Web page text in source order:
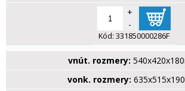
+
-
Kód: 331850000286F
vnút. rozmery:
vonk. rozmery: